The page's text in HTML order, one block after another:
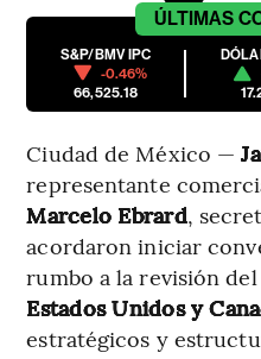
ÚLTIMAS
S&P/BMV IPC
-0.46%
66,525.18
Ciudad de México —
representante
Marcelo Ebrard,
acordaron iniciar
rumbo a la revisión del
Estados Unidos y
estratégicos y